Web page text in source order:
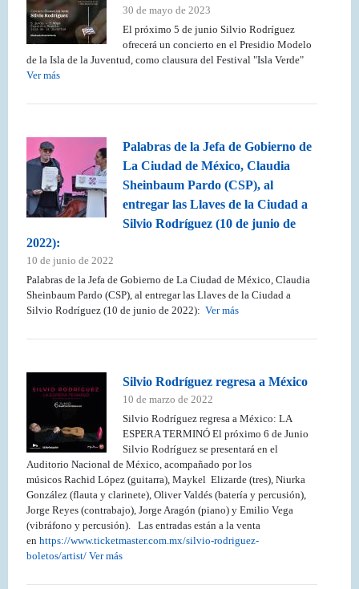
30 de mayo de 2023
El próximo 5 de junio Silvio Rodríguez
ofrecerá un concierto en el Presidio Modelo
de la Isla de la Juventud, como clausura del Festival "Isla Verde"
Ver más
Palabras de la Jefa de Gobierno de
La Ciudad de México, Claudia
Sheinbaum Pardo (CSP), al
entregar las Llaves de la Ciudad a
Silvio Rodríguez (10 de junio de
2022):
10 de junio de 2022
Palabras de la Jefa de Gobierno de La Ciudad de México, Claudia
Sheinbaum Pardo (CSP), al entregar las Llaves de la Ciudad a
Silvio Rodríguez (10 de junio de 2022): Ver más
Silvio Rodríguez regresa a México
10 de marzo de 2022
Silvio Rodríguez regresa a México: LA
ESPERA TERMINÓ El próximo 6 de Junio
Silvio Rodríguez se presentará en el
Auditorio Nacional de México, acompañado por los
músicos Rachid López (guitarra), Maykel Elizarde (tres), Niurka
González (flauta y clarinete), Oliver Valdés (batería y percusión),
Jorge Reyes (contrabajo), Jorge Aragón (piano) y Emilio Vega
(vibráfono y percusión). Las entradas están a la venta
en https://www.ticketmaster.com.mx/silvio-rodriguez-
boletos/artist/ Ver más